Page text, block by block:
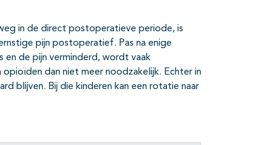
in de direct postoperatieve periode, is
pijn postoperatief. Pas na enige
en de pijn verminderd, wordt vaak
dan niet meer noodzakelijk. Echter in
blijven. Bij die kinderen kan een rotatie naar